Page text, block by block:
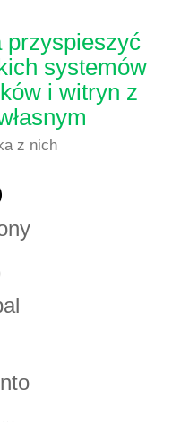
przyspieszyć
systemów
i witryn z
z nich